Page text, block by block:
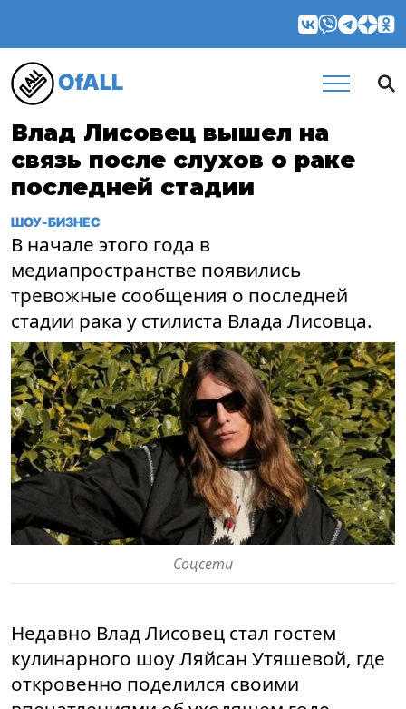
OfALL
Влад Лисовец вышел на
связь после слухов о раке
последней стадии
ШОУ-БИЗНЕС
В начале этого года в
медиапространстве появились
тревожные сообщения о последней
стадии рака у стилиста Влада Лисовца.
Соцсети
Недавно Влад Лисовец стал гостем
кулинарного шоу Ляйсан Утяшевой, где
откровенно поделился своими